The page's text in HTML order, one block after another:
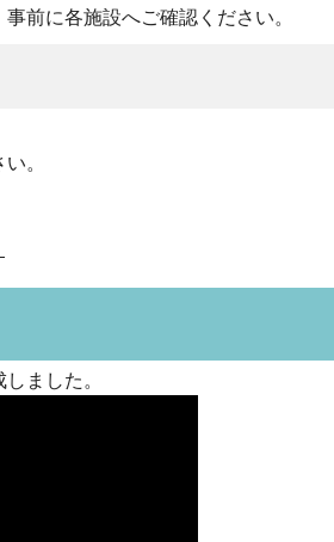
に各施設へご確認ください。
。
ました。